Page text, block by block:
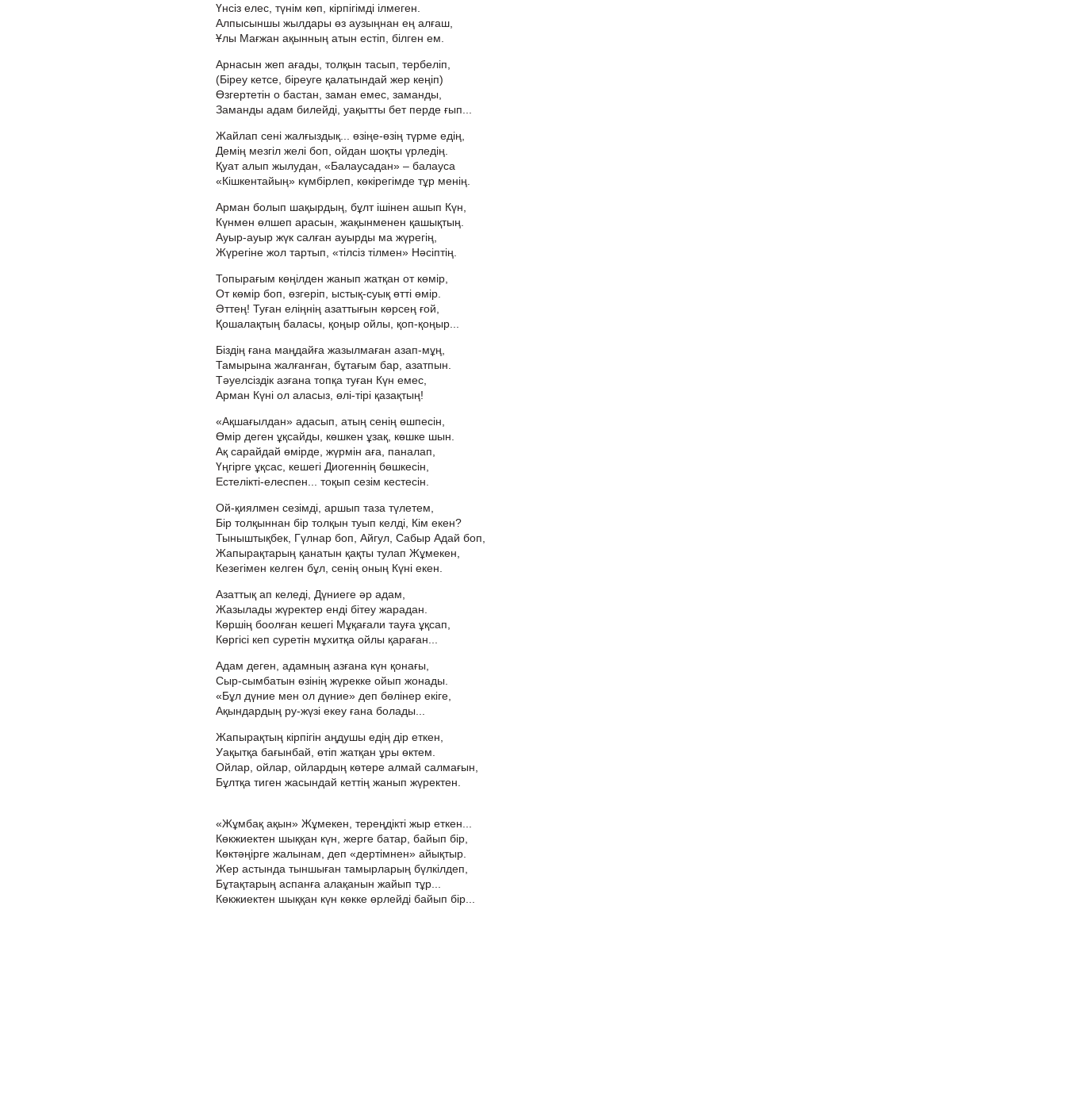
Үнсіз елес, түнім көп, кірпігімді ілмеген.
Алпысыншы жылдары өз аузыңнан ең алғаш,
Ұлы Мағжан ақынның атын естіп, білген ем.
Арнасын жеп ағады, толқын тасып, тербеліп,
(Біреу кетсе, біреуге қалатындай жер кеңіп)
Өзгертетін о бастан, заман емес, заманды,
Заманды адам билейді, уақытты бет перде ғып...
Жайлап сені жалғыздық... өзіңе-өзің түрме едің,
Демің мезгіл желі боп, ойдан шоқты үрледің.
Қуат алып жылудан, «Балаусадан» – балауса
«Кішкентайың» күмбірлеп, көкірегімде тұр менің.
Арман болып шақырдың, бұлт ішінен ашып Күн,
Күнмен өлшеп арасын, жақынменен қашықтың.
Ауыр-ауыр жүк салған ауырды ма жүрегің,
Жүрегіне жол тартып, «тілсіз тілмен» Нәсіптің.
Топырағым көңілден жанып жатқан от көмір,
От көмір боп, өзгеріп, ыстық-суық өтті өмір.
Әттең! Туған еліңнің азаттығын көрсең ғой,
Қошалақтың баласы, қоңыр ойлы, қоп-қоңыр...
Біздің ғана маңдайға жазылмаған азап-мұң,
Тамырына жалғанған, бұтағым бар, азатпын.
Тәуелсіздік азғана топқа туған Күн емес,
Арман Күні ол аласыз, өлі-тірі қазақтың!
«Ақшағылдан» адасып, атың сенің өшпесін,
Өмір деген ұқсайды, көшкен ұзақ, көшке шын.
Ақ сарайдай өмірде, жүрмін аға, паналап,
Үңгірге ұқсас, кешегі Диогеннің бөшкесін,
Естелікті-елеспен... тоқып сезім кестесін.
Ой-қиялмен сезімді, аршып таза түлетем,
Бір толқыннан бір толқын туып келді, Кім екен?
Тыныштықбек, Гүлнар боп, Айгул, Сабыр Адай боп,
Жапырақтарың қанатын қақты тулап Жұмекен,
Кезегімен келген бұл, сенің оның Күні екен.
Азаттық ап келеді, Дүниеге әр адам,
Жазылады жүректер енді бітеу жарадан.
Көршің боолған кешегі Мұқағали тауға ұқсап,
Көргісі кеп суретін мұхитқа ойлы қараған...
Адам деген, адамның азғана күн қонағы,
Сыр-сымбатын өзінің жүрекке ойып жонады.
«Бұл дүние мен ол дүние» деп бөлінер екіге,
Ақындардың ру-жүзі екеу ғана болады...
Жапырақтың кірпігін аңдушы едің дір еткен,
Уақытқа бағынбай, өтіп жатқан ұры өктем.
Ойлар, ойлар, ойлардың көтере алмай салмағын,
Бұлтқа тиген жасындай кеттің жанып жүректен.
«Жұмбақ ақын» Жұмекен, тереңдікті жыр еткен...
Көкжиектен шыққан күн, жерге батар, байып бір,
Көктәңірге жалынам, деп «дертімнен» айықтыр.
Жер астында тыншыған тамырларың бүлкілдеп,
Бұтақтарың аспанға алақанын жайып тұр...
Көкжиектен шыққан күн көкке өрлейді байып бір...